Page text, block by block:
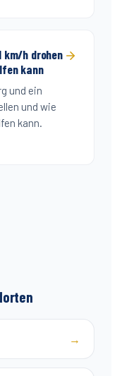
km/h drohen
kann
und ein
und wie
kann.
→